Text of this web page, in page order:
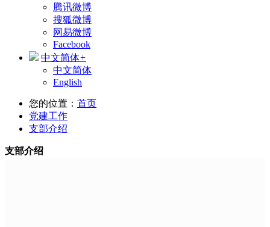
腾讯微博
搜狐微博
网易微博
Facebook
中文简体+
中文简体
English
您的位置： 首页
党建工作
支部介绍
支部介绍